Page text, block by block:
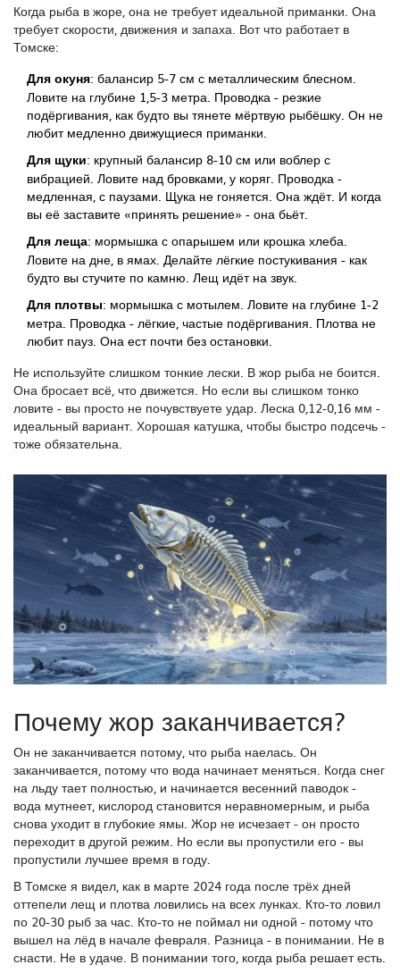
Когда рыба в жоре, она не требует идеальной приманки. Она
требует скорости, движения и запаха. Вот что работает в
Томске:
Для окуня: балансир 5-7 см с металлическим блесном.
Ловите на глубине 1,5-3 метра. Проводка - резкие
подёргивания, как будто вы тянете мёртвую рыбёшку. Он не
любит медленно движущиеся приманки.
Для щуки: крупный балансир 8-10 см или воблер с
вибрацией. Ловите над бровками, у коряг. Проводка -
медленная, с паузами. Щука не гоняется. Она ждёт. И когда
вы её заставите «принять решение» - она бьёт.
Для леща: мормышка с опарышем или крошка хлеба.
Ловите на дне, в ямах. Делайте лёгкие постукивания - как
будто вы стучите по камню. Лещ идёт на звук.
Для плотвы: мормышка с мотылем. Ловите на глубине 1-2
метра. Проводка - лёгкие, частые подёргивания. Плотва не
любит пауз. Она ест почти без остановки.
Не используйте слишком тонкие лески. В жор рыба не боится.
Она бросает всё, что движется. Но если вы слишком тонко
ловите - вы просто не почувствуете удар. Леска 0,12-0,16 мм -
идеальный вариант. Хорошая катушка, чтобы быстро подсечь -
тоже обязательна.
Почему жор заканчивается?
Он не заканчивается потому, что рыба наелась. Он
заканчивается, потому что вода начинает меняться. Когда снег
на льду тает полностью, и начинается весенний паводок -
вода мутнеет, кислород становится неравномерным, и рыба
снова уходит в глубокие ямы. Жор не исчезает - он просто
переходит в другой режим. Но если вы пропустили его - вы
пропустили лучшее время в году.
В Томске я видел, как в марте 2024 года после трёх дней
оттепели лещ и плотва ловились на всех лунках. Кто-то ловил
по 20-30 рыб за час. Кто-то не поймал ни одной - потому что
вышел на лёд в начале февраля. Разница - в понимании. Не в
снасти. Не в удаче. В понимании того, когда рыба решает есть.